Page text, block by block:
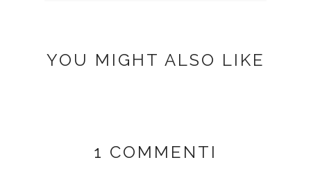
YOU MIGHT ALSO LIKE
1 COMMENTI